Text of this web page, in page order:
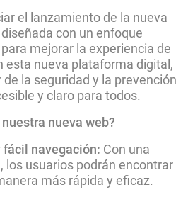
el lanzamiento de la nueva
con un enfoque
mejorar la experiencia de
esta nueva plataforma digital,
la seguridad y la prevención
y claro para todos.
nueva web?
fácil navegación: Con una
los usuarios podrán encontrar
más rápida y eficaz.